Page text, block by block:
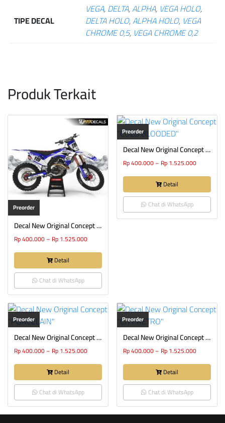
TIPE DECAL
VEGA,DELTA,ALPHA, VEGA HOLO,
DELTA HOLO,ALPHA HOLO, VEGA
CHROME 0,5, VEGA CHROME 0,2
Produk Terkait
Preorder
Decal New Original Concept “SAPPHIRE”
Rp400.000– Rp1.525.000
Detail
Chat di WhatsApp
Preorder
Decal New Original Concept “COLD BLOODED”
Rp400.000– Rp1.525.000
Detail
Chat di WhatsApp
Preorder
Decal New Original Concept “PORCELAIN”
Rp400.000– Rp1.525.000
Detail
Chat di WhatsApp
Preorder
Decal New Original Concept “CITY RETRO”
Rp400.000– Rp1.525.000
Detail
Chat di WhatsApp